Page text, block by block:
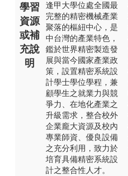
學習
資源
或補
充說
明
逢甲大學位處全國最
完整的精密機械產業
聚落的樞紐中心，是
中台灣的產業特色，
鑑於世界精密製造發
展與當今國家產業政
策，設置精密系統設
計學士學位學程，兼
顧學生之就業力與競
爭力、在地化產業之
升級需求，整合校外
企業龐大資源及校內
專業師資、優良設備
之充分利用，致力於
培育具備精密系統設
計之整合性人才。